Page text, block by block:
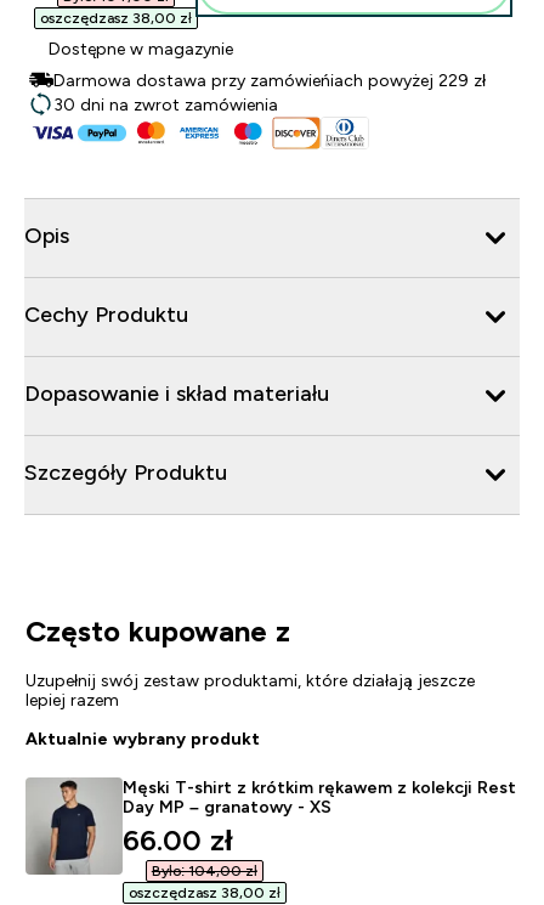
oszczędzasz 38,00 zł‎
Dostępne w magazynie
Darmowa dostawa przy zamówieńiach powyżej 229 zł
30 dni na zwrot zamówienia
Opis
Cechy Produktu
Dopasowanie i skład materiału
Szczegóły Produktu
Często kupowane z
Uzupełnij swój zestaw produktami, które działają jeszcze
lepiej razem
Aktualnie wybrany produkt
Męski T-shirt z krótkim rękawem z kolekcji Rest
Day MP – granatowy - XS
discounted price
66.00 zł‎
Było: 104,00 zł‎
oszczędzasz 38,00 zł‎